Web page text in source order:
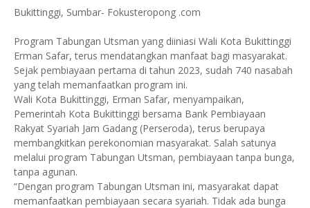
Bukittinggi, Sumbar- Fokusteropong .com
Program Tabungan Utsman yang diiniasi Wali Kota Bukittinggi
Erman Safar, terus mendatangkan manfaat bagi masyarakat.
Sejak pembiayaan pertama di tahun 2023, sudah 740 nasabah
yang telah memanfaatkan program ini.
Wali Kota Bukittinggi, Erman Safar, menyampaikan,
Pemerintah Kota Bukittinggi bersama Bank Pembiayaan
Rakyat Syariah Jam Gadang (Perseroda), terus berupaya
membangkitkan perekonomian masyarakat. Salah satunya
melalui program Tabungan Utsman, pembiayaan tanpa bunga,
tanpa agunan.
“Dengan program Tabungan Utsman ini, masyarakat dapat
memanfaatkan pembiayaan secara syariah. Tidak ada bunga